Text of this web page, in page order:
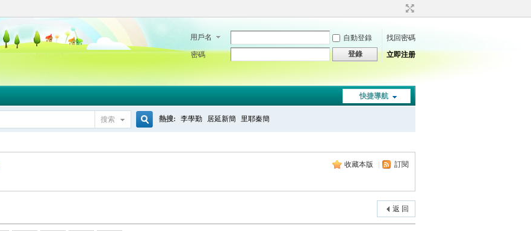
用戶名 自動登錄
找回密碼
密碼
登錄 立即注册
快捷導航
搜索 熱搜: 李學勤 居延新簡 里耶秦簡
收藏本版 訂閱
返 回